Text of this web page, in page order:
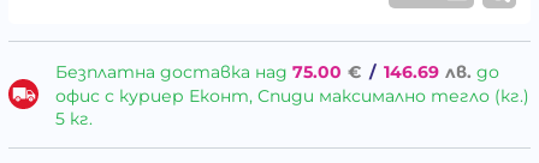
Безплатна доставка над 75.00 € / 146.69 лв. до
офис с куриер Еконт, Спиди максимално тегло (кг.)
5 кг.